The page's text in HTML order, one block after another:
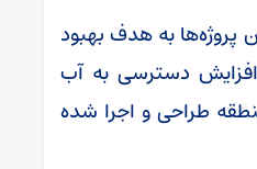
پروژه‌ها به هدف بهبود
دسترسی به آب
طراحی و اجرا شده